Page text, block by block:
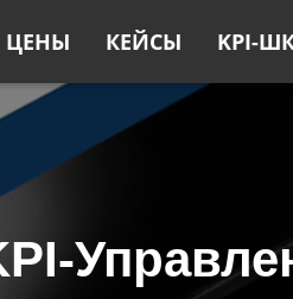
ЦЕНЫ КЕЙСЫ KPI-